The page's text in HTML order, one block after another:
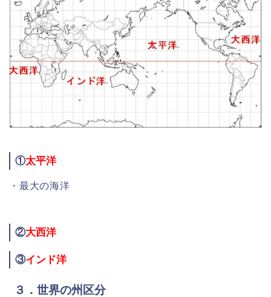
①太平洋
・最大の海洋
②大西洋
③インド洋
３．世界の州区分